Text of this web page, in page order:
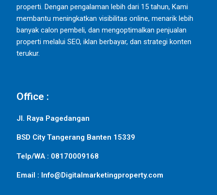
properti. Dengan pengalaman lebih dari 15 tahun, Kami
membantu meningkatkan visibilitas online, menarik lebih
banyak calon pembeli, dan mengoptimalkan penjualan
properti melalui SEO, iklan berbayar, dan strategi konten
terukur.
Office :
Jl. Raya Pagedangan
BSD City Tangerang Banten 15339
Telp/WA : 08170009168
Email : Info@Digitalmarketingproperty.com